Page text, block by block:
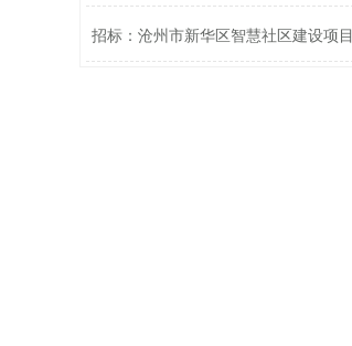
招标：沧州市新华区智慧社区建设项目